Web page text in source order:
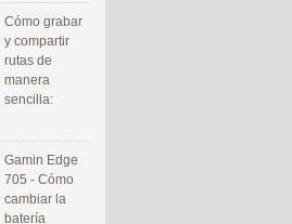
Cómo grabar
y compartir
rutas de
manera
sencilla:
Gamin Edge
705 - Cómo
cambiar la
batería